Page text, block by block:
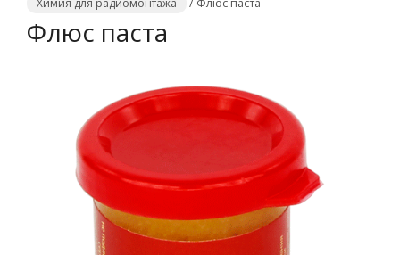
Главная
Каталог
компании
Контакты
Сотрудничество
Химия для радиомонтажа
/ Флюс паста
Флюс паста